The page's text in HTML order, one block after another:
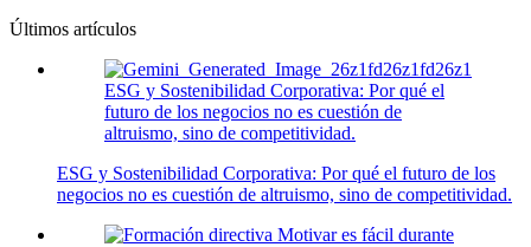
Últimos artículos
ESG y Sostenibilidad Corporativa: Por qué el
futuro de los negocios no es cuestión de
altruismo, sino de competitividad.
ESG y Sostenibilidad Corporativa: Por qué el futuro de los
negocios no es cuestión de altruismo, sino de competitividad.
Motivar es fácil durante